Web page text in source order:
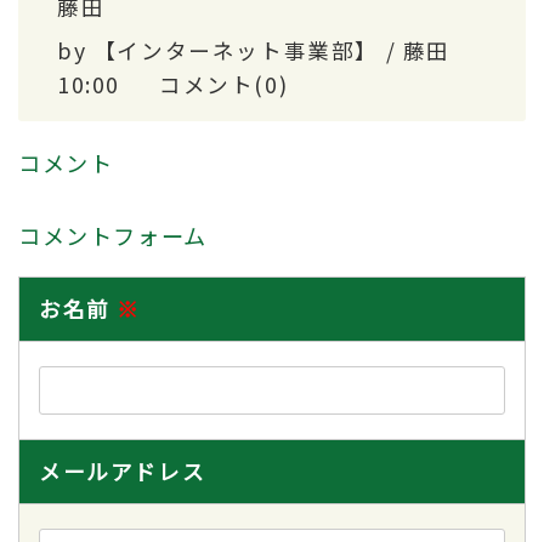
藤田
by
【インターネット事業部】 / 藤田
10:00
コメント(0)
コメント
コメントフォーム
お名前 ※
メールアドレス